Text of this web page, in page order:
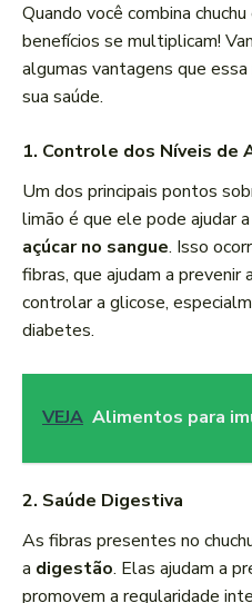
Quando você combina
benefícios se multiplicam!
algumas vantagens que
sua saúde.
1. Controle dos Níveis de
Um dos principais pontos
limão é que ele pode ajudar a
açúcar no sangue. Isso
fibras, que ajudam a prevenir
controlar a glicose,
diabetes.
VEJA Alimentos para
2. Saúde Digestiva
As fibras presentes no
a digestão. Elas ajudam a
promovem a regularidade